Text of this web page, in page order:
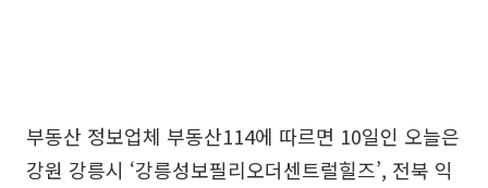
부동산 정보업체 부동산114에 따르면 10일인 오늘은
강원 강릉시 ‘강릉성보필리오더센트럴힐즈’, 전북 익